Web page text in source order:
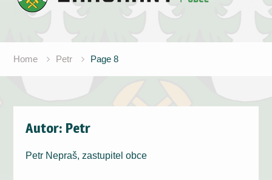
Home Petr Page 8
Autor: Petr
Petr Nepraš, zastupitel obce